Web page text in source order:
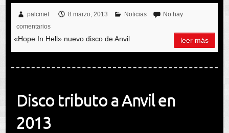
palcmet 8 marzo, 2013 Noticias
No hay
comentarios
«Hope In Hell» nuevo disco de Anvil leer más
Disco tributo a Anvil en
2013